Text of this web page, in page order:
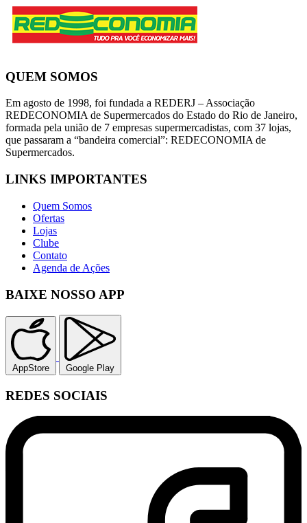
QUEM SOMOS
Em agosto de 1998, foi fundada a REDERJ – Associação
REDECONOMIA de Supermercados do Estado do Rio de Janeiro,
formada pela união de 7 empresas supermercadistas, com 37 lojas,
que passaram a “bandeira comercial”: REDECONOMIA de
Supermercados.
LINKS IMPORTANTES
Quem Somos
Ofertas
Lojas
Clube
Contato
Agenda de Ações
BAIXE NOSSO APP
AppStore Google Play
REDES SOCIAIS